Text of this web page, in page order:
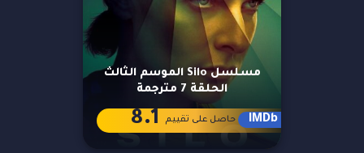
مسلسل Silo الموسم الثالث
الحلقة 7 مترجمة
IMDb حاصل على تقييم 8.1